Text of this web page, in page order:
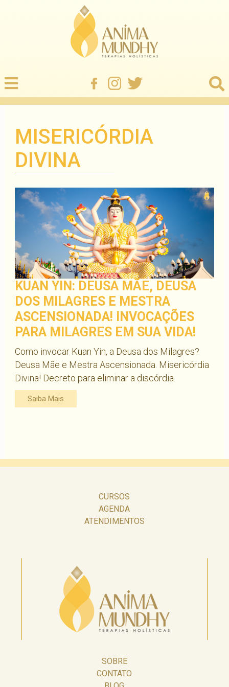
MISERICÓRDIA
DIVINA
KUAN YIN: DEUSA MÃE, DEUSA
DOS MILAGRES E MESTRA
ASCENSIONADA! INVOCAÇÕES
PARA MILAGRES EM SUA VIDA!
Como invocar Kuan Yin, a Deusa dos Milagres?
Deusa Mãe e Mestra Ascensionada. Misericórdia
Divina! Decreto para eliminar a discórdia.
Saiba Mais
CURSOS
AGENDA
ATENDIMENTOS
SOBRE
CONTATO